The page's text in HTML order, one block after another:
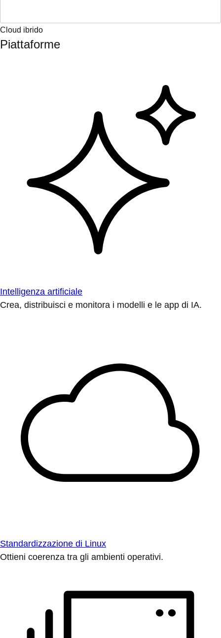
Cloud ibrido
Piattaforme
Intelligenza artificiale
Crea, distribuisci e monitora i modelli e le app di IA.
Standardizzazione di Linux
Ottieni coerenza tra gli ambienti operativi.